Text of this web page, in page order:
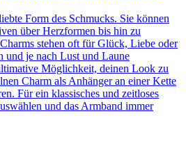
Form des Schmucks. Sie können
über Herzformen bis hin zu
stehen oft für Glück, Liebe oder
und je nach Lust und Laune
Möglichkeit, deinen Look zu
Charm als Anhänger an einer Kette
Für ein klassisches und zeitloses
und das Armband immer